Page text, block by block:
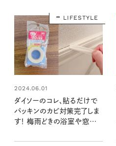
LIFESTYLE
2024.06.01
ダイソーのコレ、貼るだけで
パッキンのカビ対策完了しま
す！ 梅雨どきの浴室や窓の
ーン渋谷飛鳥の『本当にいい